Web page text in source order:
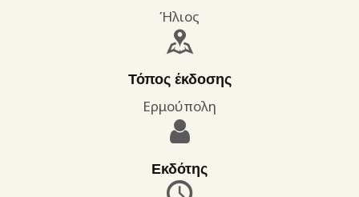
ΔΡΑΣΤΗΡΙΟΤΗΤΕΣ
ΕΠΙΚΟΙΝΩΝΊΑ
ΌΡΟΙ ΧΡΉΣΗΣ
Ήλιος
Τόπος έκδοσης
Ερμούπολη
Εκδότης